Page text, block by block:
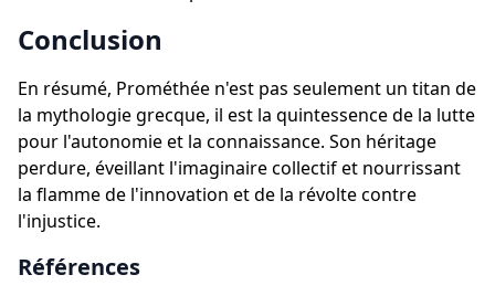
Conclusion
En résumé, Prométhée n'est pas seulement un titan de
la mythologie grecque, il est la quintessence de la lutte
pour l'autonomie et la connaissance. Son héritage
perdure, éveillant l'imaginaire collectif et nourrissant
la flamme de l'innovation et de la révolte contre
l'injustice.
Références